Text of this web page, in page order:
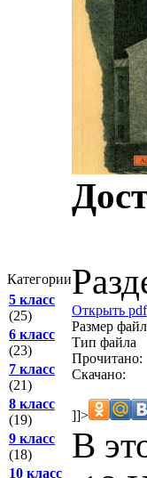
Категории
5 класс
(25)
6 класс
(23)
7 класс
(21)
8 класс
(19)
9 класс
(18)
10 класс
Открыть pdf
Размер
Тип файла
Прочитано:
Скачано:
]]>
В